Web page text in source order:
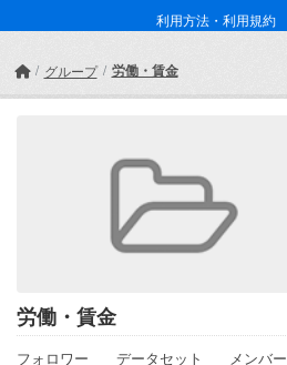
利用方法・利用規約
グループ 労働・賃金
労働・賃金
フォロワー データセット メンバー